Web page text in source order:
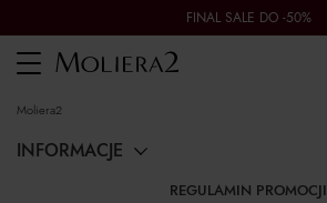
FINAL SALE DO -50%
Toggle
navigation
moliera2
INFORMACJE
REGULAMIN PROMOCJI